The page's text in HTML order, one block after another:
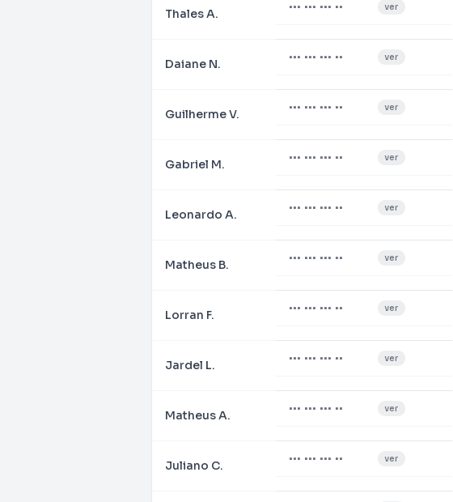
Thales A. ••• ••• ••• •• ver
Daiane N. ••• ••• ••• •• ver
Guilherme V. ••• ••• ••• •• ver
Gabriel M. ••• ••• ••• •• ver
Leonardo A. ••• ••• ••• •• ver
Matheus B. ••• ••• ••• •• ver
Lorran F. ••• ••• ••• •• ver
Jardel L. ••• ••• ••• •• ver
Matheus A. ••• ••• ••• •• ver
Juliano C. ••• ••• ••• •• ver